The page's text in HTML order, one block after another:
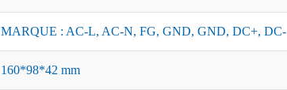
MARQUE : AC-L, AC-N, FG, GND, GND, DC+, DC-
160*98*42 mm